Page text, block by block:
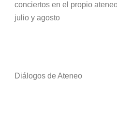
conciertos en el propio
julio y agosto
Diálogos de Ateneo